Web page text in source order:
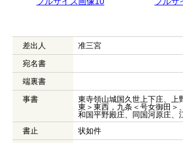
差出人
准三宮
宛名書
端裏書
事書
東寺領山城国久世上下庄、
東＞東西，九条＜号女御田＞
和国平野殿庄、同国河原庄、
書止
状如件